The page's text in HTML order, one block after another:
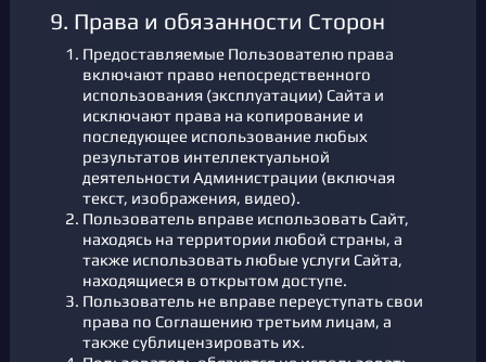
9. Права и обязанности Сторон
Предоставляемые Пользователю права
включают право непосредственного
использования (эксплуатации) Сайта и
исключают права на копирование и
последующее использование любых
результатов интеллектуальной
деятельности Администрации (включая
текст, изображения, видео).
Пользователь вправе использовать Сайт,
находясь на территории любой страны, а
также использовать любые услуги Сайта,
находящиеся в открытом доступе.
Пользователь не вправе переуступать свои
права по Соглашению третьим лицам, а
также сублицензировать их.